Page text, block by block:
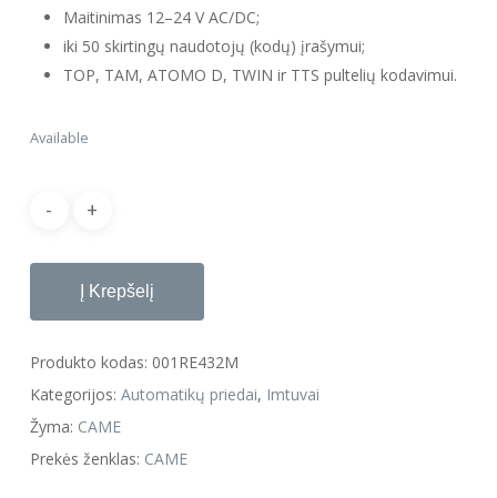
Maitinimas 12–24 V AC/DC;
iki 50 skirtingų naudotojų (kodų) įrašymui;
TOP, TAM, ATOMO D, TWIN ir TTS pultelių kodavimui.
Available
Į Krepšelį
Produkto kodas: 001RE432M
Kategorijos: Automatikų priedai, Imtuvai
Žyma: CAME
Prekės ženklas: CAME